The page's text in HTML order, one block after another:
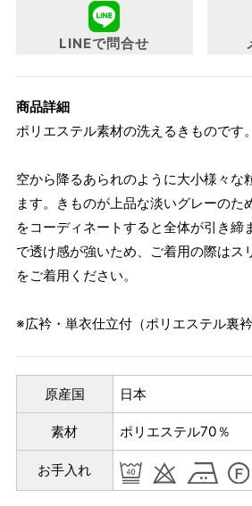
について詳細をお知りになりたい方は
LINEで問合せ
商品詳細
ポリエステル素材の洗えるきものです。
空から降るあられのように大小様々な
ます。きものが上品な淡いグレーのた
をコーディネートすると全体が引き締
で透け感が強いため、ご着用の際はス
をご着用ください。
※広衿・単衣仕立付（ポリエステル裏
原産国 日本
素材 ポリエステル70％
お手入れ